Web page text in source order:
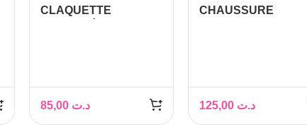
CLAQUETTE
د.ت
CHAUSSURE
د.ت